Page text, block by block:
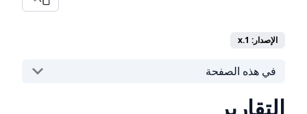
الإصدار: 1.x
في هذه الصفحة
التقارير